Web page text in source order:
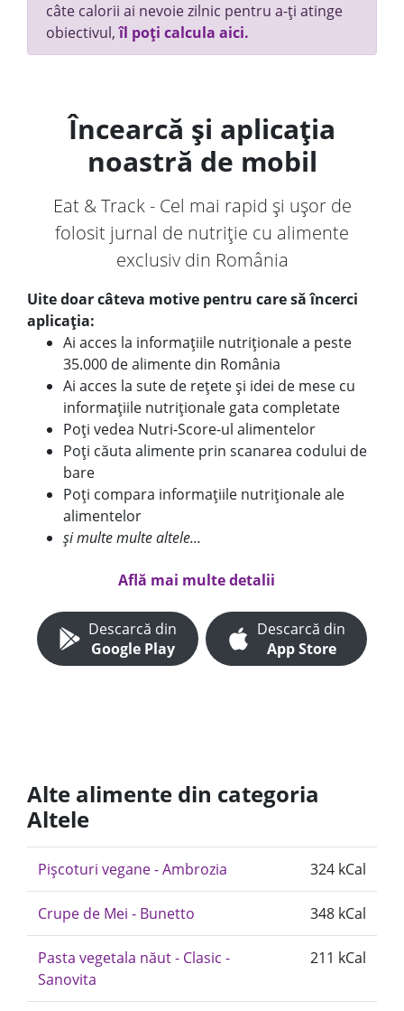
câte calorii ai nevoie zilnic pentru a-ți atinge
obiectivul,îl poți calcula aici.
Încearcă și aplicația
noastră de mobil
Eat & Track - Cel mai rapid și ușor de
folosit jurnal de nutriție cu alimente
exclusiv din România
Uite doar câteva motive pentru care să încerci
aplicația:
Ai acces la informațiile nutriționale a peste
35.000 de alimente din România
Ai acces la sute de rețete și idei de mese cu
informațiile nutriționale gata completate
Poți vedea Nutri-Score-ul alimentelor
Poți căuta alimente prin scanarea codului de
bare
Poți compara informațiile nutriționale ale
alimentelor
și multe multe altele...
Află mai multe detalii
Descarcă din
Google Play
Descarcă din
App Store
Alte alimente din categoria
Altele
Pișcoturi vegane - Ambrozia 324 kCal
Crupe de Mei - Bunetto 348 kCal
Pasta vegetala năut - Clasic -
Sanovita
211 kCal